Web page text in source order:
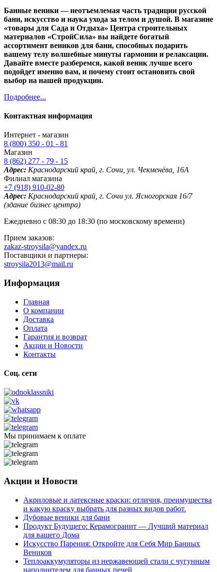
Банные веники — неотъемлемая часть традиции русской
бани, искусство и наука ухода за телом и душой. В магазине
«товары для Сада и Отдыха» Центра строительных
материалов «СтройСила» вы найдете богатый
ассортимент веников для бани, способных подарить
вашему телу волшебные минуты гармонии и релаксации.
Давайте вместе разберемся, какой веник лучше всего
подойдет именно вам, и почему стоит остановить свой
выбор на нашей продукции.
Подробнее...
Контактная информация
Интернет - магазин
8 (800) 350 - 01 - 81
Магазин
8 (862) 277 - 79 - 15
Адрес: Краснодарский край, г. Сочи, ул. Чекменёва, 16А
Филиал магазина
+7 (918) 910-02-80
Адрес: Краснодарский край, г. Сочи ул. Ясногорская 16/7
(здание бизнес центра)
Ежедневно с 08:30 до 18:30 (по московскому времени)
Прием заказов:
zakaz-stroysila@yandex.ru
Поставщики и партнеры:
stroysila2013@mail.ru
Информация
Главная
О компании
Доставка
Оплата
Гарантия и возврат
Акции и Новости
Контакты
Соц. сети
Мы принимаем к оплате
Акции и Новости
Акриловые и латексные краски: отличия, преимущества
и какую краску выбрать для разных видов работ.
Дубовые веники для бани
Продукт Будущего: Керамогранит — Лучший материал
для вашего Дома
Искусство Парения: Откройте для Себя Мир Банных
Веников
Теплоаккумуляторы из нержавеющей стали с чугунным
наполнителем для банных печей